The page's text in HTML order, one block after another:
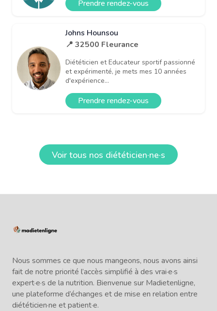
Prendre rendez-vous
Johns Hounsou
📍 32500 Fleurance
Diététicien et Educateur sportif passionné
et expérimenté, je mets mes 10 années
d'expérience...
Prendre rendez-vous
Voir tous nos diététicien·ne·s
Nous sommes ce que nous mangeons, nous avons ainsi
fait de notre priorité l’accès simplifié à des vrai·e·s
expert·e·s de la nutrition. Bienvenue sur Madietenligne,
une plateforme d’échanges et de mise en relation entre
diététicien·ne et patient·e.